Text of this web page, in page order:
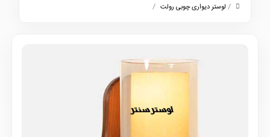
/ لوستر دیواری چوبی رولت /